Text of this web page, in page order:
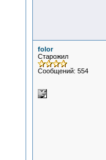
folor
Старожил
Сообщений: 554